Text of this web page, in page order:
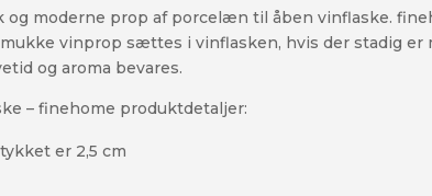
og moderne prop af porcelæn til åben vinflaske.
vinprop sættes i vinflasken, hvis der stadig
og aroma bevares.
– finehome produktdetaljer:
er 2,5 cm